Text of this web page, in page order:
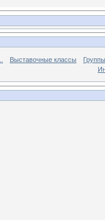
Выставочные классы